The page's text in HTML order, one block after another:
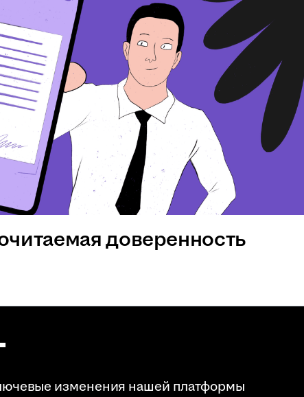
доверенность
изменения нашей платформы